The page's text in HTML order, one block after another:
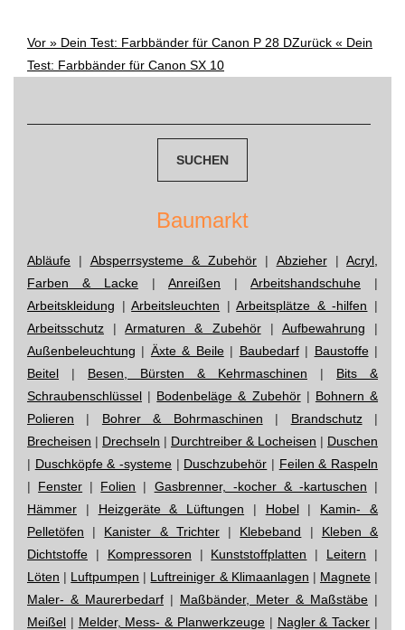
Post
Vor » Dein Test: Farbbänder für Canon P 28 DZurück « Dein
Test: Farbbänder für Canon SX 10
Baumarkt
Abläufe | Absperrsysteme & Zubehör | Abzieher| Acryl,
Farben & Lacke | Anreißen | Arbeitshandschuhe |
Arbeitskleidung |Arbeitsleuchten |Arbeitsplätze & -hilfen |
Arbeitsschutz |Armaturen & Zubehör| Aufbewahrung |
Außenbeleuchtung | Äxte & Beile| Baubedarf| Baustoffe|
Beitel | Besen, Bürsten & Kehrmaschinen | Bits &
Schraubenschlüssel | Bodenbeläge & Zubehör| Bohnern &
Polieren | Bohrer & Bohrmaschinen | Brandschutz|
Brecheisen | Drechseln | Durchtreiber & Locheisen | Duschen
| Duschköpfe & -systeme | Duschzubehör | Feilen & Raspeln
| Fenster | Folien | Gasbrenner, -kocher & -kartuschen |
Hämmer | Heizgeräte & Lüftungen | Hobel| Kamin- &
Pelletöfen | Kanister & Trichter| Klebeband | Kleben &
Dichtstoffe | Kompressoren | Kunststoffplatten | Leitern |
Löten | Luftpumpen | Luftreiniger & Klimaanlagen | Magnete|
Maler- & Maurerbedarf | Maßbänder, Meter & Maßstäbe |
Meißel | Melder, Mess- & Planwerkzeuge | Nagler & Tacker |